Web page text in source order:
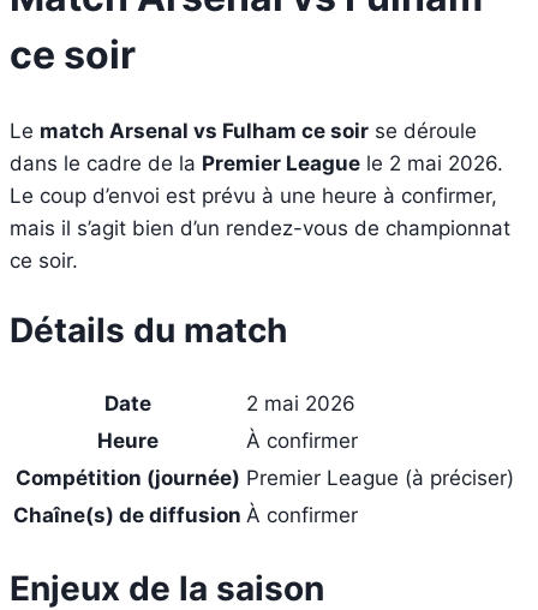
ce soir
Le match Arsenal vs Fulham ce soir se déroule
dans le cadre de la Premier League le 2 mai 2026.
Le coup d’envoi est prévu à une heure à confirmer,
mais il s’agit bien d’un rendez-vous de championnat
ce soir.
Détails du match
Date
2 mai 2026
Heure
À confirmer
Compétition (journée) Premier League (à préciser)
Chaîne(s) de diffusion À confirmer
Enjeux de la saison